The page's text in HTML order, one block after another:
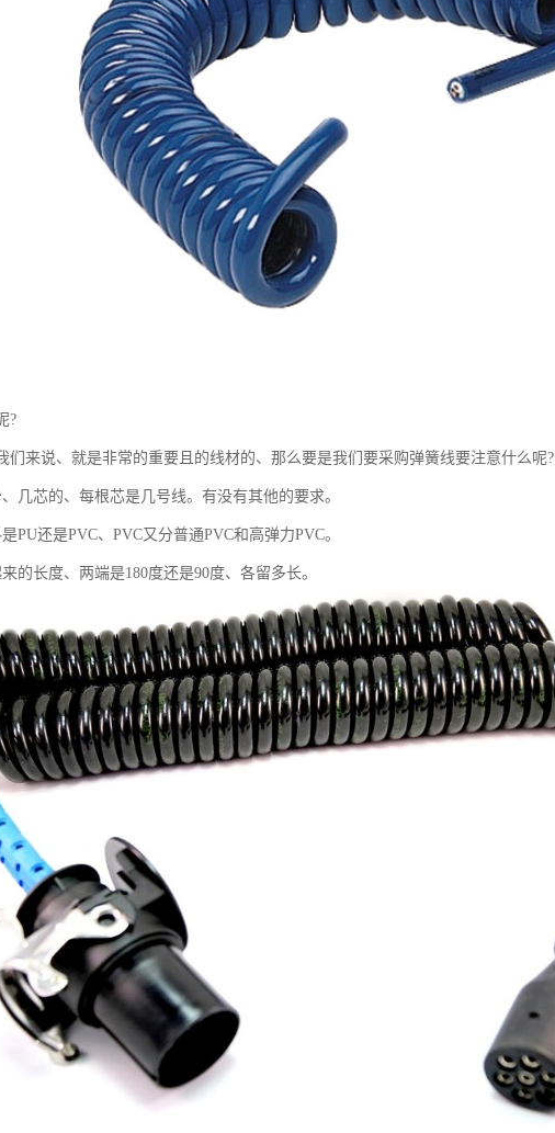
?
们来说、就是非常的重要且的线材的、那么要是我们要采购弹簧线要注意什么呢?
几芯的、每根芯是几号线。有没有其他的要求。
PU还是PVC、PVC又分普通PVC和高弹力PVC。
的长度、两端是180度还是90度、各留多长。